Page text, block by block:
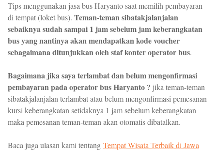
Tips menggunakan jasa bus Haryanto saat memilih pembayaran
di tempat (loket bus). Teman-teman sibatakjalanjalan
sebaiknya sudah sampai 1 jam sebelum jam keberangkatan
bus yang nantinya akan mendapatkan kode voucher
sebagaimana ditunjukkan oleh staf konter operator bus.
Bagaimana jika saya terlambat dan belum mengonfirmasi
pembayaran pada operator bus Haryanto ? jika teman-teman
sibatakjalanjalan terlambat atau belum mengonfirmasi pemesanan
kursi keberangkatan setidaknya 1 jam sebelum keberangkatan
maka pemesanan teman-teman akan otomatis dibatalkan.
Baca juga ulasan kami tentang Tempat Wisata Terbaik di Jawa